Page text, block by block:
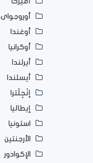
أوروجواى
أوغندا
أوكرانيا
أيرلندا
أيسلندا
إنْجِلْترا
إيطاليا
استونيا
الأرجنتين
الإكوادور